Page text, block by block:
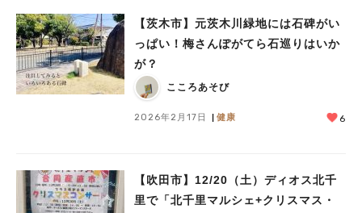
【茨木市】元茨木川緑地には石碑がい
っぱい！梅さんぽがてら石巡りはいか
が？
こころあそび
2026年2月17日 健康 6
【吹田市】12/20（土）ディオス北千
里で「北千里マルシェ+クリスマス・